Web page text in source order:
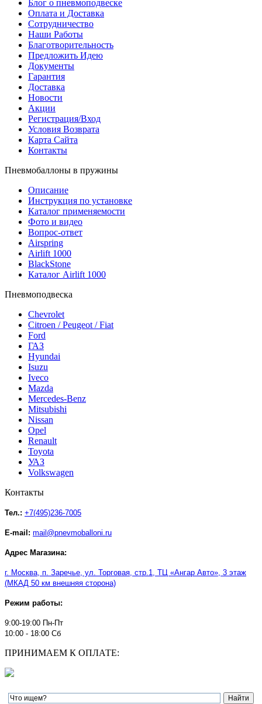
Блог о пневмоподвеске
Оплата и Доставка
Сотрудничество
Наши Работы
Благотворительность
Предложить Идею
Документы
Гарантия
Доставка
Новости
Акции
Регистрация/Вход
Условия Возврата
Карта Сайта
Контакты
Пневмобаллоны в пружины
Описание
Инструкция по установке
Каталог применяемости
Фото и видео
Вопрос-ответ
Airspring
Airlift 1000
BlackStone
Каталог Airlift 1000
Пневмоподвеска
Chevrolet
Citroen / Peugeot / Fiat
Ford
ГАЗ
Hyundai
Isuzu
Iveco
Mazda
Mercedes-Benz
Mitsubishi
Nissan
Opel
Renault
Toyota
УАЗ
Volkswagen
Контакты
Тел.: +7(495)236-7005
E-mail: mail@pnevmoballoni.ru
Адрес Магазина:
г. Москва, п. Заречье, ул. Торговая, стр.1, ТЦ «Ангар Авто» , 3 этаж
(МКАД 50 км внешняя сторона)
Режим работы:
9:00-19:00 Пн-Пт
10:00 - 18:00 Сб
ПРИНИМАЕМ К ОПЛАТЕ: